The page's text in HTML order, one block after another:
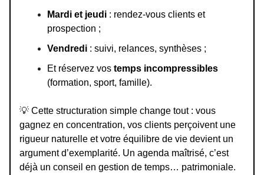
Mardi et jeudi : rendez-vous clients et
prospection ;
Vendredi : suivi, relances, synthèses ;
Et réservez vos temps incompressibles
(formation, sport, famille).
💡 Cette structuration simple change tout : vous
gagnez en concentration, vos clients perçoivent une
rigueur naturelle et votre équilibre de vie devient un
argument d’exemplarité. Un agenda maîtrisé, c’est
déjà un conseil en gestion de temps… patrimoniale.